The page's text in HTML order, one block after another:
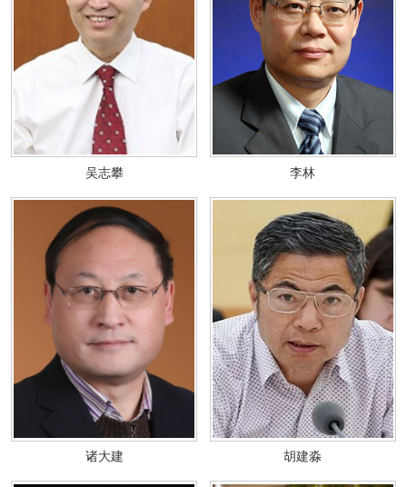
吴志攀 李林
诸大建 胡建淼